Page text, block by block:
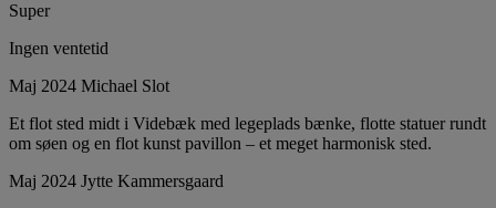
Super
Ingen ventetid
Maj 2024 Michael Slot
Et flot sted midt i Videbæk med legeplads bænke, flotte statuer rundt
om søen og en flot kunst pavillon – et meget harmonisk sted.
Maj 2024 Jytte Kammersgaard